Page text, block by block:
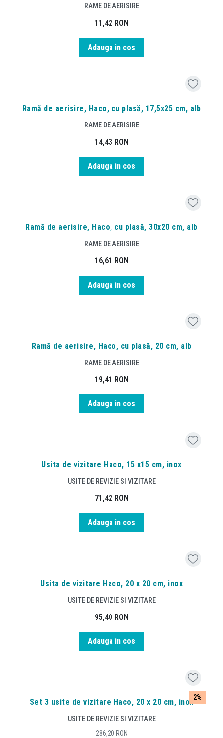
RAME DE AERISIRE
11,42 RON
Adauga in cos
Ramă de aerisire, Haco, cu plasă, 17,5x25 cm, alb
RAME DE AERISIRE
14,43 RON
Adauga in cos
Ramă de aerisire, Haco, cu plasă, 30x20 cm, alb
RAME DE AERISIRE
16,61 RON
Adauga in cos
Ramă de aerisire, Haco, cu plasă, 20 cm, alb
RAME DE AERISIRE
19,41 RON
Adauga in cos
Usita de vizitare Haco, 15 x15 cm, inox
USITE DE REVIZIE SI VIZITARE
71,42 RON
Adauga in cos
Usita de vizitare Haco, 20 x 20 cm, inox
USITE DE REVIZIE SI VIZITARE
95,40 RON
Adauga in cos
2%
Set 3 usite de vizitare Haco, 20 x 20 cm, inox
USITE DE REVIZIE SI VIZITARE
286,20RON